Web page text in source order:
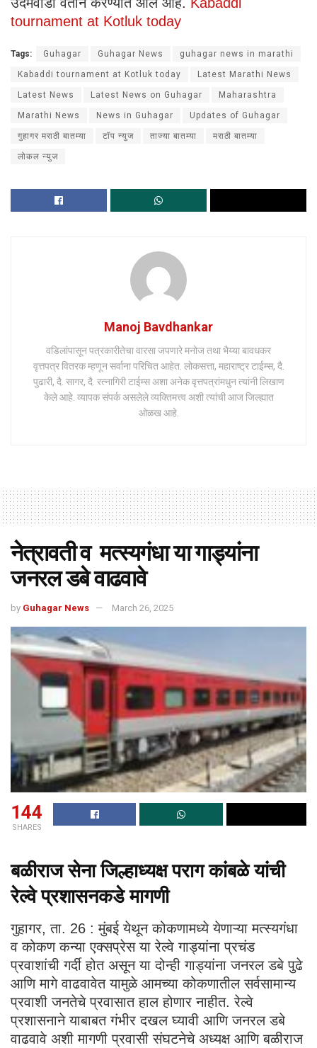
उदमेवाडी वतीने करण्यात आले आहे. Kabaddi
tournament at Kotluk today
Tags: Guhagar Guhagar News guhagar news in marathi
Kabaddi tournament at Kotluk today Latest Marathi News
Latest News Latest News on Guhagar Maharashtra
Marathi News News in Guhagar Updates of Guhagar
गुहागर मराठी बातम्या टॉप न्युज ताज्या बातम्या मराठी बातम्या
लोकल न्युज
Manoj Bavdhankar
वडिलांपासून पत्रकारीतेचा वारसा जपणारे मनोज तथा भैय्या बावधकर
वृत्तपत्र वितरक म्हणून सर्वाना परिचित आहेत. लोकसत्ता, महाराष्ट्र टाईम्स, दै.
पुढारी, दै. सागर, दै. रत्नागिरी टाईम्स अशा अनेक वृत्तपत्रांमधुन त्यांनी लिखाण
केले आहे. व्यापक संपर्क असलेले व्यक्तिमत्त्व अशी त्यांची आज जिल्ह्यात
ओळख आहे.
नेत्रावती व मत्स्यगंधा या गाड्यांना
जनरल डबे वाढवावे
by Guhagar News March 26, 2025
144
SHARES
बळीराज सेना जिल्हाध्यक्ष पराग कांबळे यांची
रेल्वे प्रशासनकडे मागणी
गुहागर, ता. 26 : मुंबई येथून कोकणामध्ये येणाऱ्या मत्स्यगंधा
व कोकण कन्या एक्सप्रेस या रेल्वे गाड्यांना प्रचंड
प्रवाशांची गर्दी होत असून या दोन्ही गाड्यांना जनरल डबे पुढे
आणि मागे वाढवावेत यामुळे आमच्या कोकणातील सर्वसामान्य
प्रवाशी जनतेचे प्रवासात हाल होणार नाहीत. रेल्वे
प्रशासनाने याबाबत गंभीर दखल घ्यावी आणि जनरल डबे
वाढवावे अशी मागणी प्रवासी संघटनेचे अध्यक्ष आणि बळीराज